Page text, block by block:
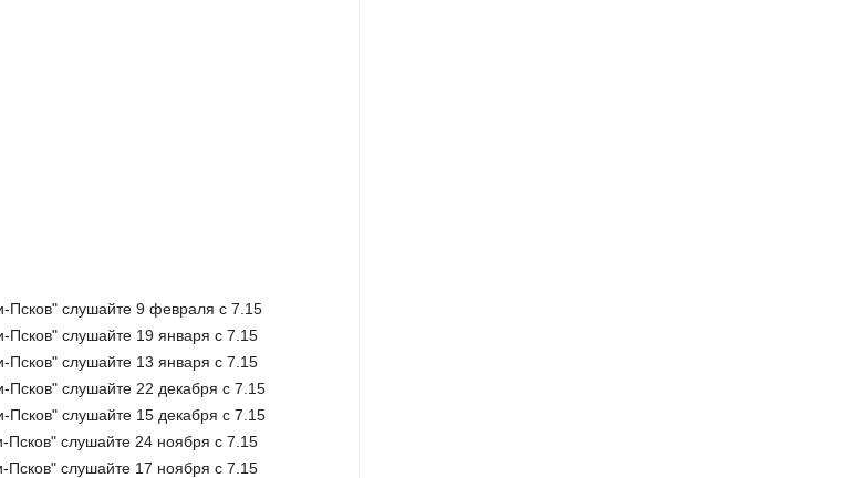
Псков" слушайте 9 февраля с 7.15
слушайте 19 января с 7.15
слушайте 13 января с 7.15
слушайте 22 декабря с 7.15
слушайте 15 декабря с 7.15
слушайте 24 ноября с 7.15
слушайте 17 ноября с 7.15